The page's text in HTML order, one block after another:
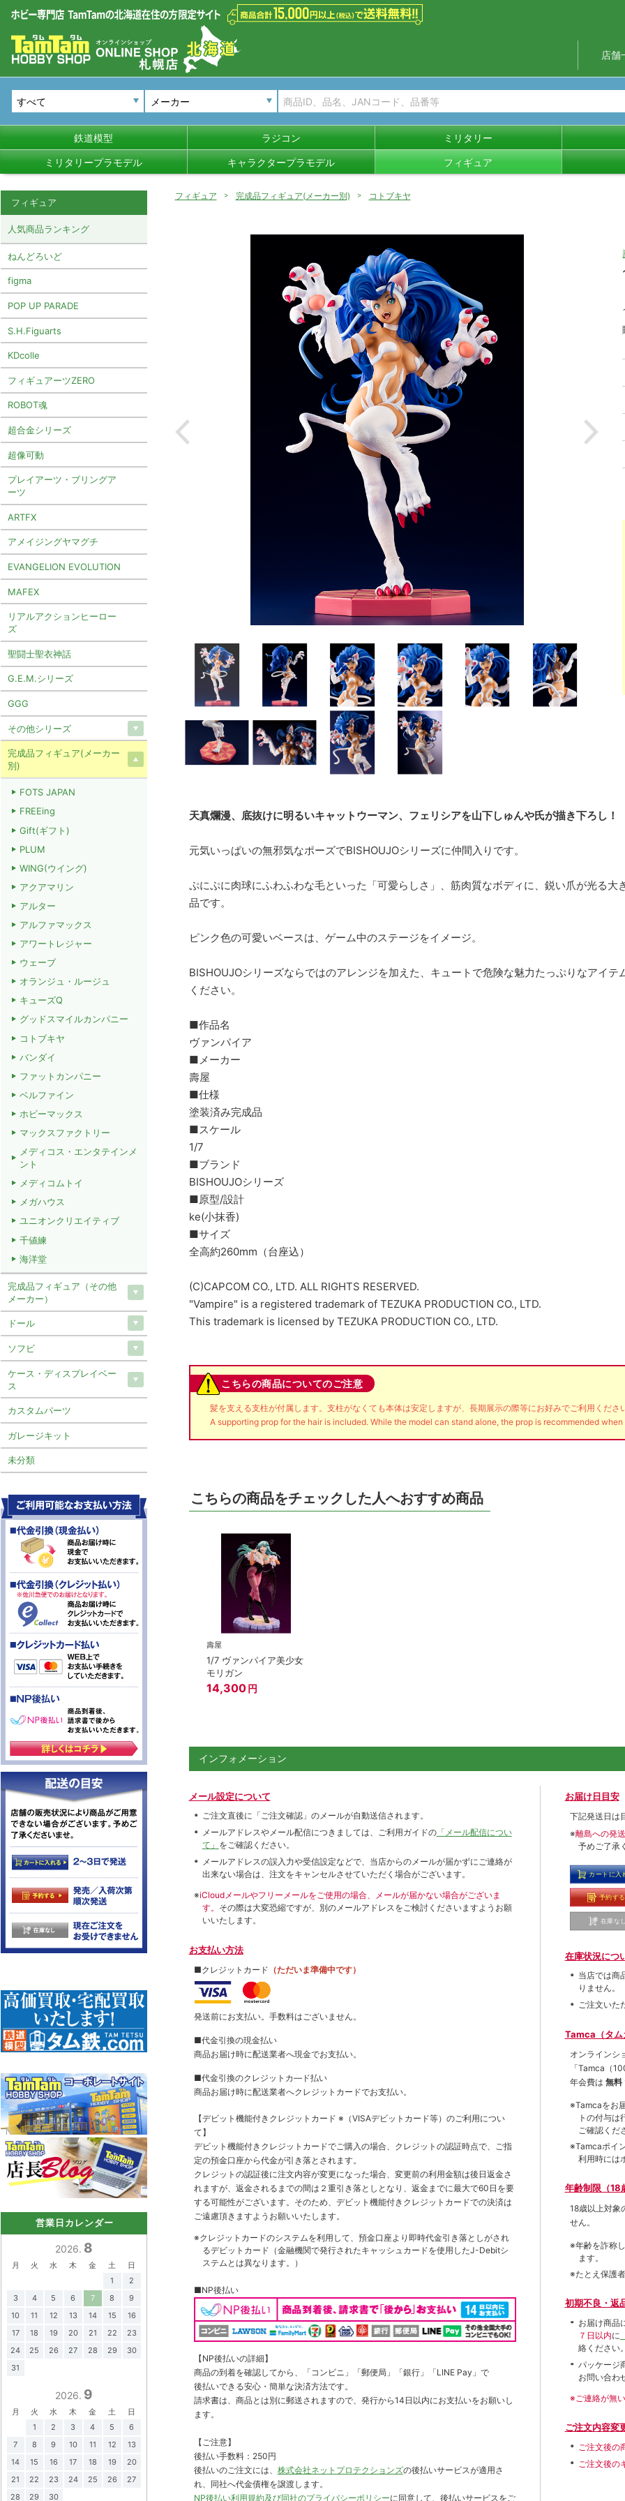
店舗
メーカー
鉄道模型 ラジコン ミリタリー
ミリタリープラモデル キャラクタープラモデル フィギュア
フィギュア 完成品フィギュア(メーカー別) コトブキヤ
天真爛漫、底抜けに明るいキャットウーマン、フェリシアを山下しゅんや氏が描き下ろし！
元気いっぱいの無邪気なポーズでBISHOUJOシリーズに仲間入りです。
ぷにぷに肉球にふわふわな毛といった「可愛らしさ」、筋肉質なボディに、鋭い爪が光る
品です。
ピンク色の可愛いベースは、ゲーム中のステージをイメージ。
BISHOUJOシリーズならではのアレンジを加えた、キュートで危険な魅力たっぷりなアイ
ください。
■作品名
ヴァンパイア
■メーカー
壽屋
■仕様
塗装済み完成品
■スケール
1/7
■ブランド
BISHOUJOシリーズ
■原型/設計
ke(小抹香)
■サイズ
全高約260mm（台座込）
(C)CAPCOM CO., LTD. ALL RIGHTS RESERVED.
"Vampire" is a registered trademark of TEZUKA PRODUCTION CO., LTD.
This trademark is licensed by TEZUKA PRODUCTION CO., LTD.
こちらの商品についてのご注意
髪を支える支柱が付属します。支柱がなくても本体は安定しますが、長期展示の際等にお好みでご利用ください
A supporting prop for the hair is included. While the model can stand alone, the prop is recommended
こちらの商品をチェックした人へおすすめ商品
壽屋
1/7 ヴァンパイア美少女
モリガン
14,300 円
インフォメーション
メール設定について
ご注文直後に「ご注文確認」のメールが自動送信されます。
メールアドレスやメール配信につきましては、ご利用ガイドの「メール配信につい
て」 をご確認ください。
メールアドレスの誤入力や受信設定などで、当店からのメールが届かずにご連絡が
出来ない場合は、注文をキャンセルさせていただく場合がございます。
※iCloudメールやフリーメールをご使用の場合、メールが届かない場合がございま
す。 その際は大変恐縮ですが、別のメールアドレスをご検討くださいますようお願
いいたします。
お支払い方法
■クレジットカード （ただいま準備中です）
発送前にお支払い。手数料はございません。
■代金引換の現金払い
商品お届け時に配送業者へ現金でお支払い。
■代金引換のクレジットカ―ド払い
商品お届け時に配送業者へクレジットカードでお支払い。
【デビット機能付きクレジットカード ※（VISAデビットカード等） のご利用につい
て】
デビット機能付きクレジットカードでご購入の場合、クレジットの認証時点で、ご指
定の預金口座から代金が引き落とされます。
クレジットの認証後に注文内容が変更になった場合、変更前の利用金額は後日返金さ
れますが、返金されるまでの間は２重引き落としとなり、返金までに最大で60日を要
する可能性がございます。そのため、デビット機能付きクレジットカードでの決済は
ご遠慮頂きますようお願いいたします。
※クレジットカードのシステムを利用して、預金口座より即時代金引き落としがされ
るデビットカード（金融機関で発行されたキャッシュカードを使用したJ-Debitシ
ステムとは異なります。）
■NP後払い
【NP後払いの詳細】
商品の到着を確認してから、「コンビニ」「郵便局」「銀行」「LINE Pay」で
後払いできる安心・簡単な決済方法です。
請求書は、商品とは別に郵送されますので、発行から14日以内にお支払いをお願いし
ます。
【ご注意】
後払い手数料：250円
後払いのご注文には、 株式会社ネットプロテクションズの後払いサービスが適用さ
れ、同社へ代金債権を譲渡します。
NP後払い利用規約及び同社のプライバシーポリシーに同意して、後払いサービスをご
お届け日目安
下記発送日は
※離島への発
予めご了承
カートに入
予約する
在庫なし
在庫状況につ
当店では商
りません。
ご注文いた
Tamca（タム
オンラインシ
「Tamca （
年会費は 無料
※Tamcaをお
トの付与は
ご確認くだ
※Tamcaポイ
利用時には
年齢制限（18
18歳以上対象
せん。
※年齢を詐称
ます。
※たとえ保護
初期不良・返
お届け商品
７日以内に
絡ください
パッケージ
お問い合わ
※ご連絡が無
ご注文内容変
ご注文後の
ご注文後の
フィギュア
人気商品ランキング
ねんどろいど
figma
POP UP PARADE
S.H.Figuarts
KDcolle
フィギュアーツZERO
ROBOT魂
超合金シリーズ
超像可動
プレイアーツ・ブリングア
ーツ
ARTFX
アメイジングヤマグチ
EVANGELION EVOLUTION
MAFEX
リアルアクションヒーロー
ズ
聖闘士聖衣神話
G.E.M.シリーズ
GGG
その他シリーズ
完成品フィギュア(メーカー
別)
FOTS JAPAN
FREEing
Gift(ギフト)
PLUM
WING(ウイング)
アクアマリン
アルター
アルファマックス
アワートレジャー
ウェーブ
オランジュ・ルージュ
キューズQ
グッドスマイルカンパニー
コトブキヤ
バンダイ
ファットカンパニー
ベルファイン
ホビーマックス
マックスファクトリー
メディコス・エンタテインメ
ント
メディコムトイ
メガハウス
ユニオンクリエイティブ
千値練
海洋堂
完成品フィギュア（その他
メーカー）
ドール
ソフビ
ケース・ディスプレイベー
ス
カスタムパーツ
ガレージキット
未分類
営業日カレンダー
2026. 8
月 火 水 木 金 土
日
1
2
3
4 5 6 7 8
9
10
11 12 13 14 15
16
17
18 19 20 21 22
23
24
25 26 27 28 29
30
31
2026. 9
月 火 水 木 金 土
日
1
2 3 4 5
6
7
8 9 10 11 12
13
14
15 16 17 18 19
20
21
22 23 24 25 26
27
28
29 30